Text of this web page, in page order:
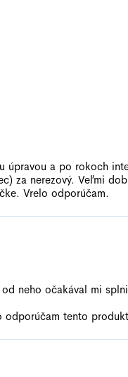
je 5 z 5 hviezdičiek.
úpravou a po rokoch
za nerezový. Veľmi
Vrelo odporúčam.
je 5 z 5 hviezdičiek.
neho očakával mi
odporúčam tento